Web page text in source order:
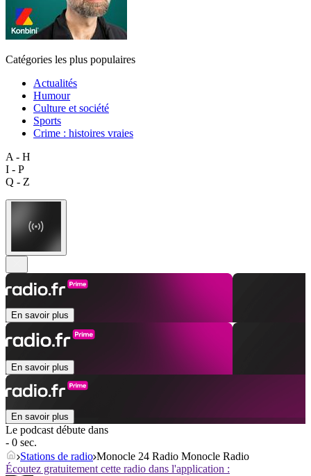
Catégories les plus populaires
Actualités
Humour
Culture et société
Sports
Crime : histoires vraies
A - H
I - P
Q - Z
En savoir plus
En savoir plus
En savoir plus
Le podcast débute dans
- 0 sec.
Stations de radio Monocle 24 Radio Monocle Radio
Écoutez gratuitement cette radio dans l'application :